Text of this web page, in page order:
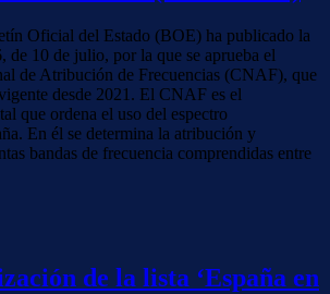
Oficial del Estado (BOE) ha publicado la
10 de julio, por la que se aprueba el
de Atribución de Frecuencias (CNAF), que
desde 2021. El CNAF es el
que ordena el uso del espectro
En él se determina la atribución y
bandas de frecuencia comprendidas entre
de la lista ‘España en